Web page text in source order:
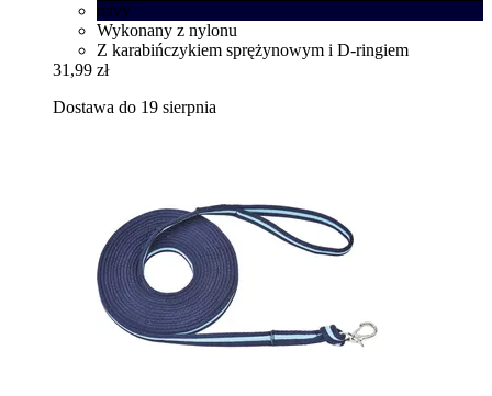
navy
Wykonany z nylonu
Z karabińczykiem sprężynowym i D-ringiem
31,99 zł
Dostawa do 19 sierpnia